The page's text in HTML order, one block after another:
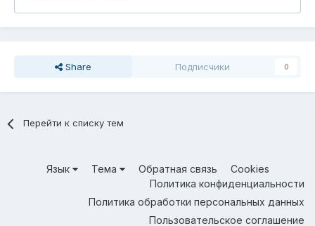
Share Подписчики 0
Перейти к списку тем
Язык Тема Обратная связь
Cookies
Политика конфиденциальности
Политика обработки персональных данных
Пользовательское соглашение